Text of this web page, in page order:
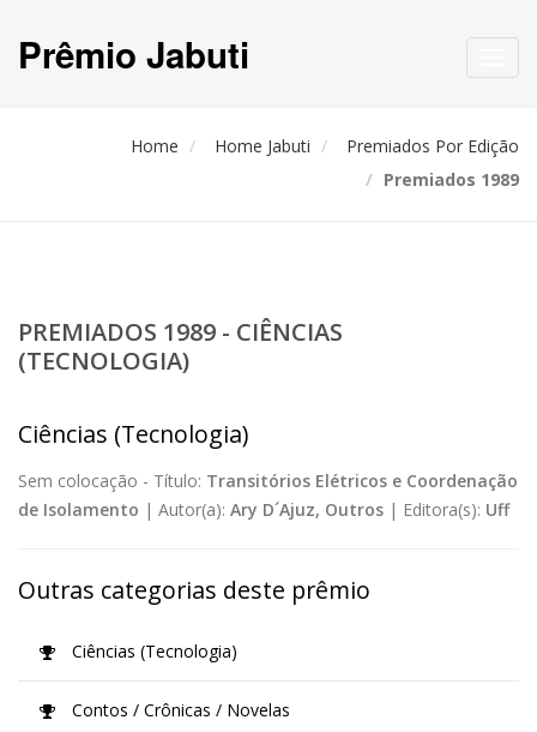
Prêmio Jabuti
Home Home Jabuti
Premiados Por Edição
Premiados 1989
PREMIADOS 1989 - CIÊNCIAS
(TECNOLOGIA)
Ciências (Tecnologia)
Sem colocação - Título: Transitórios Elétricos e Coordenação
de Isolamento | Autor(a): Ary D´Ajuz, Outros | Editora(s): Uff
Outras categorias deste prêmio
Ciências (Tecnologia)
Contos / Crônicas / Novelas